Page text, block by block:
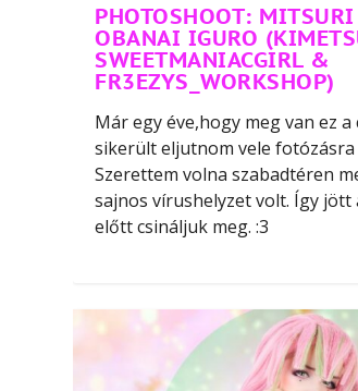
PHOTOSHOOT:
OBANAI IGURO
SWEETMANIACGIRL &
FR3EZYS_WORKSHOP)
Már egy éve,hogy meg van ez a
sikerült eljutnom vele fotózásra
Szerettem volna szabadtéren
sajnos vírushelyzet volt. Így
előtt csináljuk meg. :3